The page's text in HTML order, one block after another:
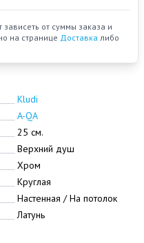
Kludi
A-QA
25 см.
Верхний душ
Хром
Круглая
Настенная / На потолок
Латунь
зависеть от суммы заказа и
на странице Доставка либо